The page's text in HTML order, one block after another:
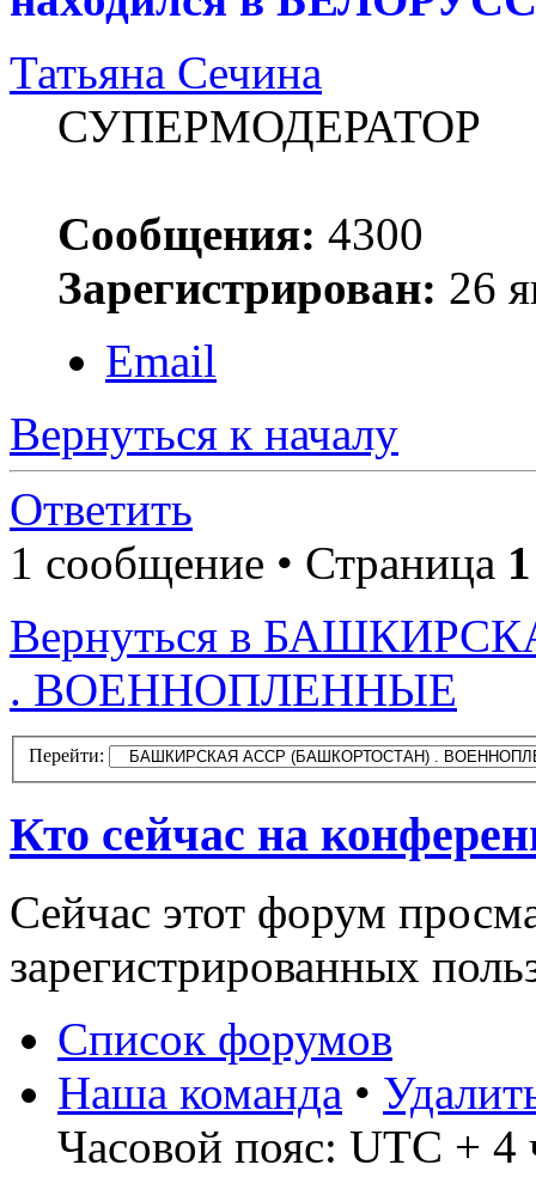
Татьяна Сечина
СУПЕРМОДЕРАТОР
Сообщения: 4300
Зарегистрирован: 26
Email
Вернуться к началу
Ответить
1 сообщение • Страница 1
Вернуться в
. ВОЕННОПЛЕННЫЕ
Перейти:
Кто сейчас на
Сейчас этот форум
зарегистрированных
Список форумов
Наша команда •
Часовой пояс: UTC + 4